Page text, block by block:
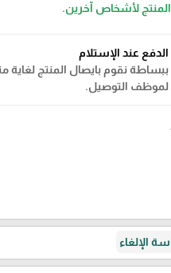
لأشخاص آخرين.
الدفع عند الإستلام
ببساطة نقوم بايصال المنتج لغاية
لموظف التوصيل.
الإلغاء